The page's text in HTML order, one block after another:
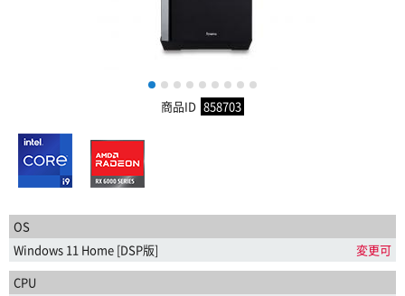
1 2 3 4 5 6 7 8
商品ID 858703
OS
Windows 11 Home [DSP版]
変更可
CPU